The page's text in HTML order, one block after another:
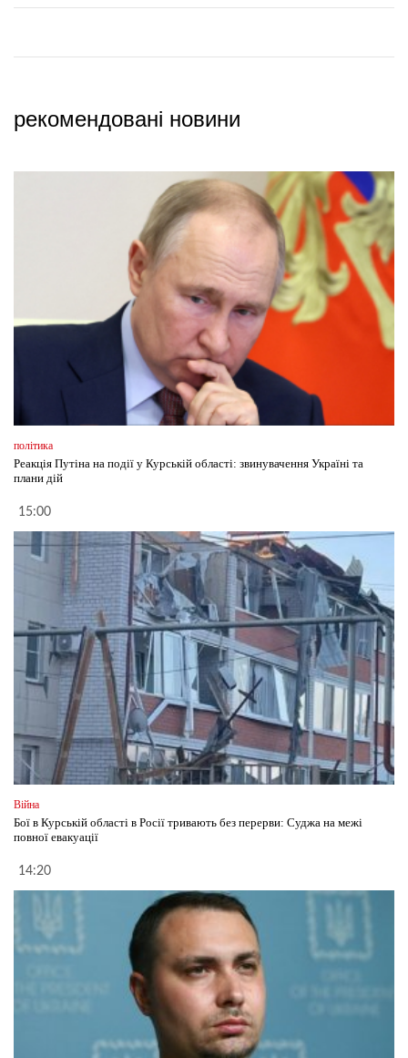
рекомендовані новини
політика
Реакція Путіна на події у Курській області: звинувачення Україні та
плани дій
15:00
Війна
Бої в Курській області в Росії тривають без перерви: Суджа на межі
повної евакуації
14:20